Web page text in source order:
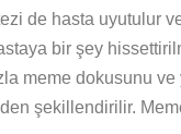
de hasta uyutulur
bir şey
meme dokusunu
şekillendirilir.